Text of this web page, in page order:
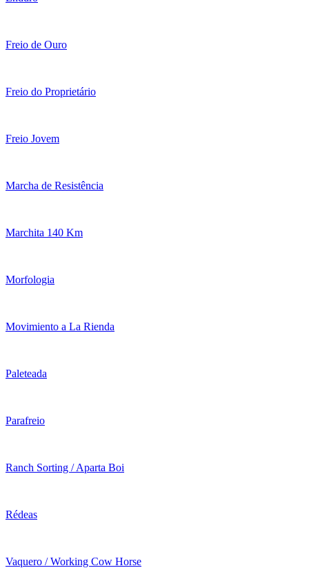
Freio de Ouro
Freio do Proprietário
Freio Jovem
Marcha de Resistência
Marchita 140 Km
Morfologia
Movimiento a La Rienda
Paleteada
Parafreio
Ranch Sorting / Aparta Boi
Rédeas
Vaquero / Working Cow Horse